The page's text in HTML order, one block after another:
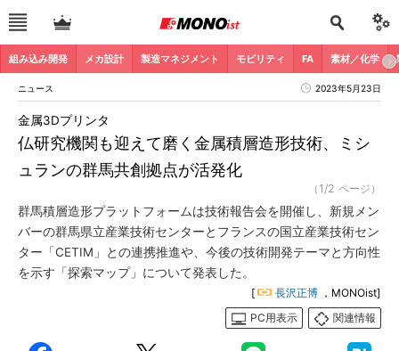
組み込み開発 メカ設計 製造マネジメント モビリティ FA 素材／化学
ニュース 2023年5月23日
仏研究機関も迎えて磨く金属積層造形技術、ミシ
ュランの群馬共創拠点が活発化
金属3Dプリンタ
（1/2 ページ）
群馬積層造形プラットフォームは技術報告会を開催し、新規メン
バーの群馬県立産業技術センターとフランスの国立産業技術セン
ター「CETIM」との連携推進や、今後の技術開発テーマと方向性
を示す「探索マップ」について発表した。
[ 長沢正博 ，MONOist]
PC用表示
関連情報